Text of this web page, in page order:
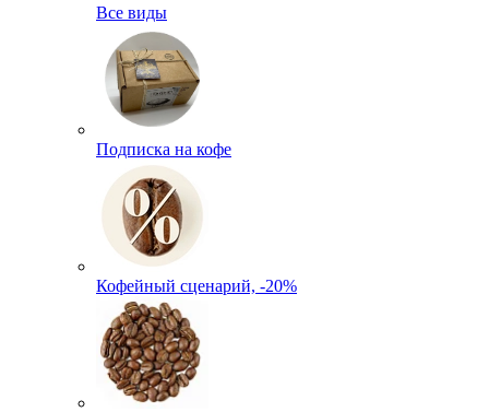
Все виды
Подписка на кофе
Кофейный сценарий, -20%